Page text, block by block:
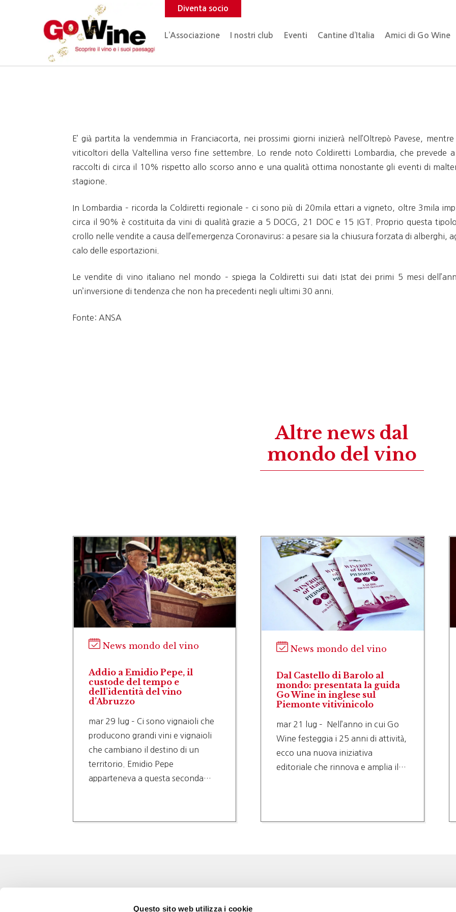
Questo sito web utilizza i cookie
Diventa socio
L’Associazione I nostri club Eventi Cantine d’Italia Amici di Go Wine
E’ già partita la vendemmia in Franciacorta, nei prossimi giorni inizierà nell’Oltrepò Pavese,
viticoltori della Valtellina verso fine settembre. Lo rende noto Coldiretti Lombardia, che prevede
raccolti di circa il 10% rispetto allo scorso anno e una qualità ottima nonostante gli eventi di
stagione.
In Lombardia – ricorda la Coldiretti regionale – ci sono più di 20mila ettari a vigneto, oltre 3mila
circa il 90% è costituita da vini di qualità grazie a 5 DOCG, 21 DOC e 15 IGT. Proprio questa
crollo nelle vendite a causa dell’emergenza Coronavirus: a pesare sia la chiusura forzata di alberghi,
calo delle esportazioni.
Le vendite di vino italiano nel mondo – spiega la Coldiretti sui dati Istat dei primi 5 mesi
un’inversione di tendenza che non ha precedenti negli ultimi 30 anni.
Fonte: ANSA
Altre news dal
mondo del vino
News mondo del vino
Addio a Emidio Pepe, il
custode del tempo e
dell’identità del vino
d’Abruzzo
mar 29 lug – Ci sono vignaioli che
producono grandi vini e vignaioli
che cambiano il destino di un
territorio. Emidio Pepe
apparteneva a questa seconda…
News mondo del vino
Dal Castello di Barolo al
mondo: presentata la guida
Go Wine in inglese sul
Piemonte vitivinicolo
mar 21 lug – Nell’anno in cui Go
Wine festeggia i 25 anni di attività,
ecco una nuova iniziativa
editoriale che rinnova e amplia il…